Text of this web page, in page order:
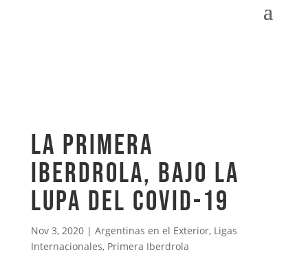
La primera
Iberdrola, bajo la
lupa del COVID-19
Nov 3, 2020| Argentinas en el Exterior, Ligas
Internacionales, Primera Iberdrola